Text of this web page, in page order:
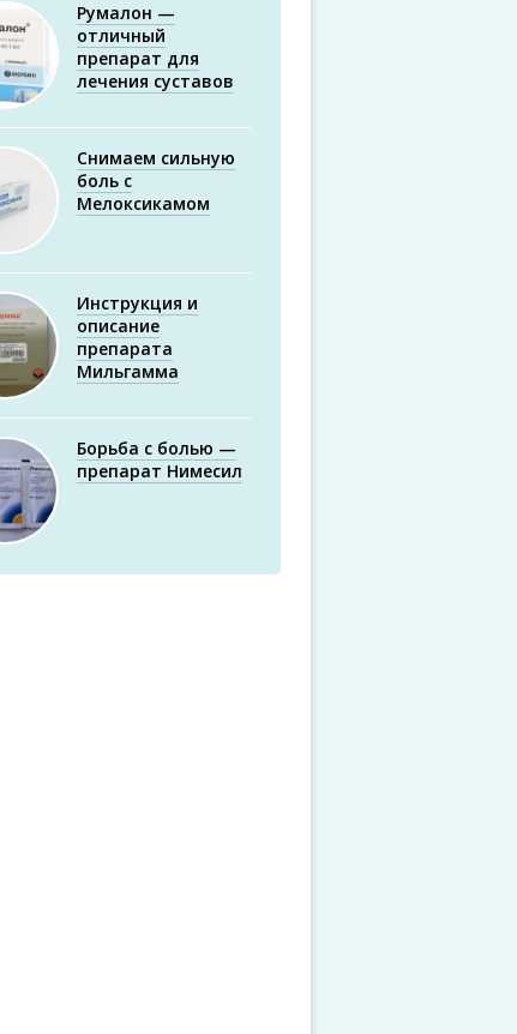
Румалон —
отличный
препарат для
лечения суставов
Снимаем сильную
боль с
Мелоксикамом
Инструкция и
описание
препарата
Мильгамма
Борьба с болью —
препарат Нимесил